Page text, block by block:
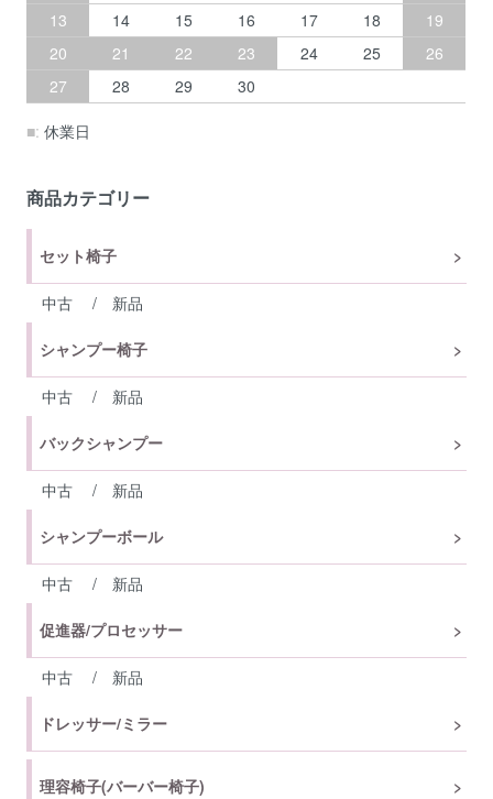
13
14 15 16 17 18
19
20
21 22 23 24 25
26
27
28 29 30
■: 休業日
商品カテゴリー
セット椅子
中古 / 新品
シャンプー椅子
中古 / 新品
バックシャンプー
中古 / 新品
シャンプーボール
中古 / 新品
促進器/プロセッサー
中古 / 新品
ドレッサー/ミラー
理容椅子(バーバー椅子)